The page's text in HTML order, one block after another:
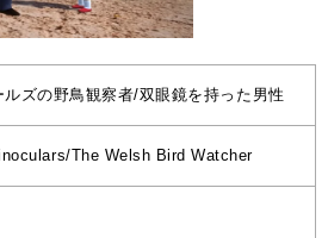
ズの野鳥観察者/双眼鏡を持った男性
The Welsh Bird Watcher